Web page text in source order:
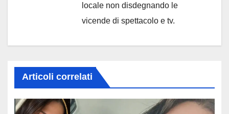
locale non disdegnando le
vicende di spettacolo e tv.
Articoli correlati